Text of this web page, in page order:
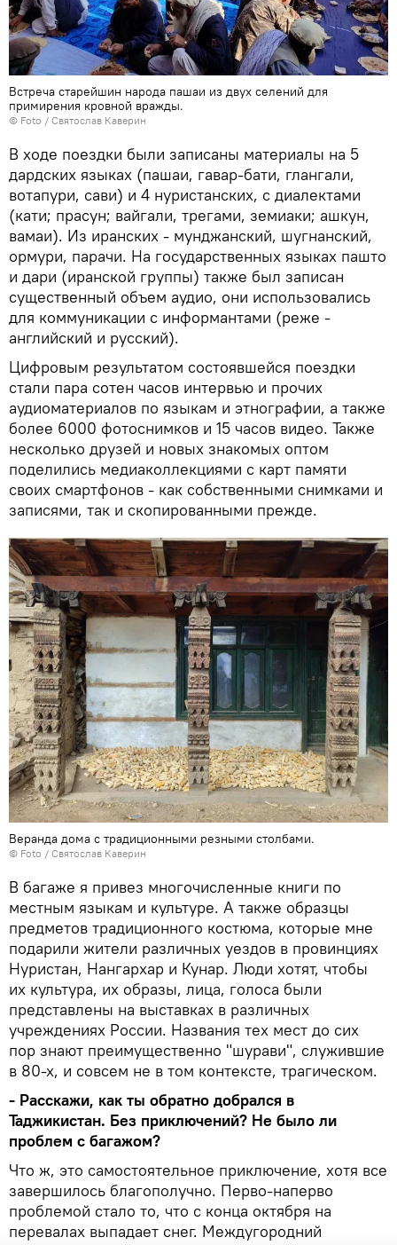
Встреча старейшин народа пашаи из двух селений для
примирения кровной вражды.
© Foto / Святослав Каверин
В ходе поездки были записаны материалы на 5
дардских языках (пашаи, гавар-бати, глангали,
вотапури, сави) и 4 нуристанских, с диалектами
(кати; прасун; вайгали, трегами, земиаки; ашкун,
вамаи). Из иранских - мунджанский, шугнанский,
ормури, парачи. На государственных языках пашто
и дари (иранской группы) также был записан
существенный объем аудио, они использовались
для коммуникации с информантами (реже -
английский и русский).
Цифровым результатом состоявшейся поездки
стали пара сотен часов интервью и прочих
аудиоматериалов по языкам и этнографии, а также
более 6000 фотоснимков и 15 часов видео. Также
несколько друзей и новых знакомых оптом
поделились медиаколлекциями с карт памяти
своих смартфонов - как собственными снимками и
записями, так и скопированными прежде.
Веранда дома с традиционными резными столбами.
© Foto / Святослав Каверин
В багаже я привез многочисленные книги по
местным языкам и культуре. А также образцы
предметов традиционного костюма, которые мне
подарили жители различных уездов в провинциях
Нуристан, Нангархар и Кунар. Люди хотят, чтобы
их культура, их образы, лица, голоса были
представлены на выставках в различных
учреждениях России. Названия тех мест до сих
пор знают преимущественно "шурави", служившие
в 80-х, и совсем не в том контексте, трагическом.
- Расскажи, как ты обратно добрался в
Таджикистан. Без приключений? Не было ли
проблем с багажом?
Что ж, это самостоятельное приключение, хотя все
завершилось благополучно. Перво-наперво
проблемой стало то, что с конца октября на
перевалах выпадает снег. Междугородний